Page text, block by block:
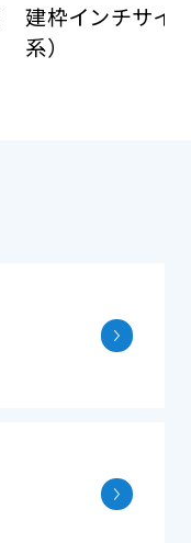
建枠インチサイ
系）